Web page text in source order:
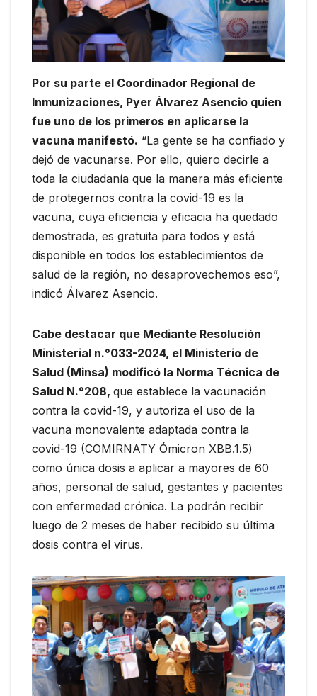
Por su parte el Coordinador Regional de
Inmunizaciones, Pyer Álvarez Asencio quien
fue uno de los primeros en aplicarse la
vacuna manifestó. “La gente se ha confiado y
dejó de vacunarse. Por ello, quiero decirle a
toda la ciudadanía que la manera más eficiente
de protegernos contra la covid-19 es la
vacuna, cuya eficiencia y eficacia ha quedado
demostrada, es gratuita para todos y está
disponible en todos los establecimientos de
salud de la región, no desaprovechemos eso”,
indicó Álvarez Asencio.
Cabe destacar que Mediante Resolución
Ministerial n.°033-2024, el Ministerio de
Salud (Minsa) modificó la Norma Técnica de
Salud N.°208, que establece la vacunación
contra la covid-19, y autoriza el uso de la
vacuna monovalente adaptada contra la
covid-19 (COMIRNATY Ómicron XBB.1.5)
como única dosis a aplicar a mayores de 60
años, personal de salud, gestantes y pacientes
con enfermedad crónica. La podrán recibir
luego de 2 meses de haber recibido su última
dosis contra el virus.